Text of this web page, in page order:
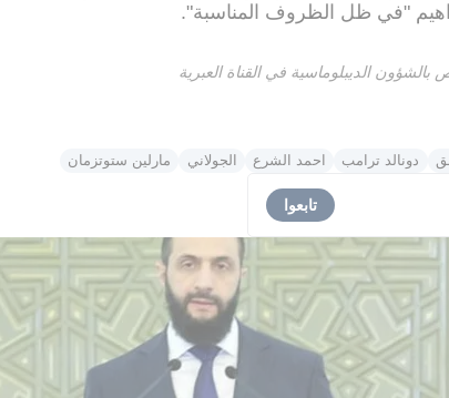
"في ظل الظروف المناسبة".
الديبلوماسية في القناة العبرية
دونالد ترامب احمد الشرع الجولاني مارلين ستوتزمان
تابعوا